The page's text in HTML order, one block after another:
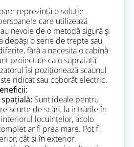
reprezintă o soluție
care utilizează
nevoie de o metodă sigură și
depăși o serie de trepte sau
fără a necesita o cabină
proiectate ca o suprafață
își poziționează scaunul
ridicat sau coborât electric.
Sunt ideale pentru
scurte de scări, la intrările în
locuințelor, acolo
ar fi prea mare. Pot fi
cât și în exterior.